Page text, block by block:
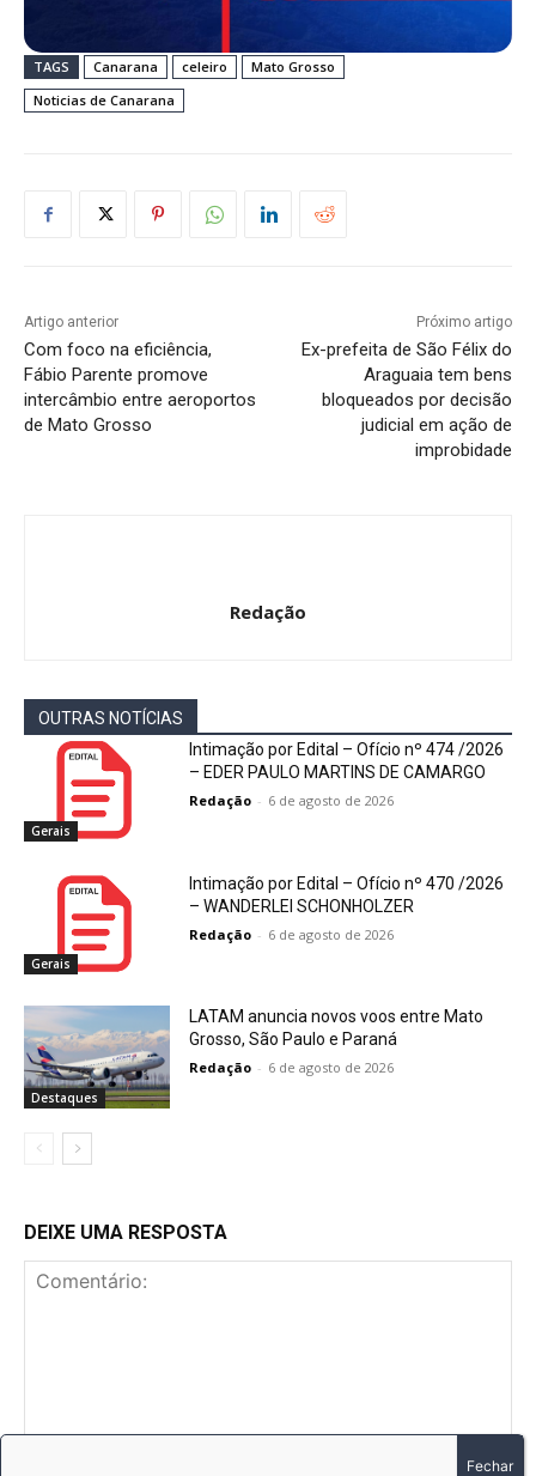
TAGS Canarana celeiro
Mato Grosso
Noticias de Canarana
Artigo anterior
Com foco na eficiência,
Fábio Parente promove
intercâmbio entre aeroportos
de Mato Grosso
Próximo artigo
Ex-prefeita de São Félix do
Araguaia tem bens
bloqueados por decisão
judicial em ação de
improbidade
Redação
OUTRAS NOTÍCIAS
Gerais
Intimação por Edital – Ofício nº 474 /2026
– EDER PAULO MARTINS DE CAMARGO
Redação - 6 de agosto de 2026
Gerais
Intimação por Edital – Ofício nº 470 /2026
– WANDERLEI SCHONHOLZER
Redação - 6 de agosto de 2026
Destaques
LATAM anuncia novos voos entre Mato
Grosso, São Paulo e Paraná
Redação - 6 de agosto de 2026
DEIXE UMA RESPOSTA